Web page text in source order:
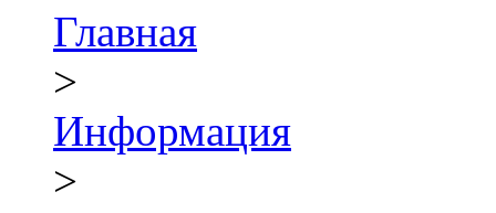
Главная
>
Информация
>